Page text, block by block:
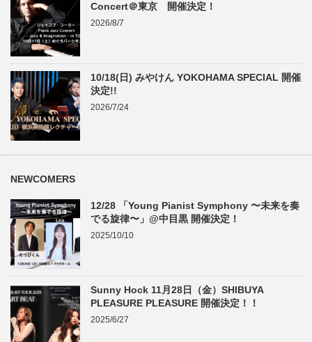
Concert＠東京 開催決定！
2026/8/7
10/18(日) みやけん YOKOHAMA SPECIAL 開催
決定!!
2026/7/24
NEWCOMERS
12/28 「Young Pianist Symphony 〜未来を奏
でる旋律〜」@中目黒 開催決定！
2025/10/10
Sunny Hock 11月28日（金）SHIBUYA
PLEASURE PLEASURE 開催決定！！
2025/6/27